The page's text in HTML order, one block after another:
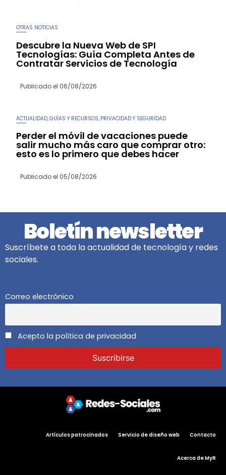
OTRAS NOTICIAS
Descubre la Nueva Web de SPI
Tecnologías: Guía Completa Antes de
Contratar Servicios de Tecnología
Publicado el 06/08/2026
ACTUALIDAD ,GUÍAS Y RECURSOS PRIVACIDAD Y SEGURIDAD
Perder el móvil de vacaciones puede
salir mucho más caro que comprar otro:
esto es lo primero que debes hacer
Publicado el 05/08/2026
Boletín newsletter
Suscríbete a toda la actualidad de tecnología y redes
sociales.
Correo electrónico
Acepto la política de privacidad
Artículos patrocinados Servicio de diseño web Contacto
Acerca de MyR